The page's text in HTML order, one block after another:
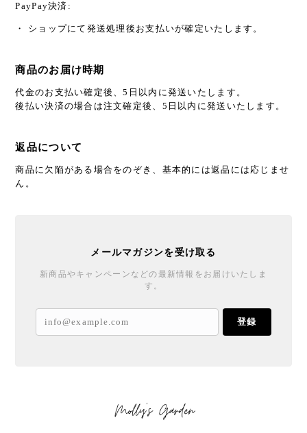
PayPay決済:
・ ショップにて発送処理後お支払いが確定いたします。
商品のお届け時期
代金のお支払い確定後、5日以内に発送いたします。
後払い決済の場合は注文確定後、5日以内に発送いたします。
返品について
商品に欠陥がある場合をのぞき、基本的には返品には応じませ
ん。
メールマガジンを受け取る
新商品やキャンペーンなどの最新情報をお届けいたしま
す。
登録